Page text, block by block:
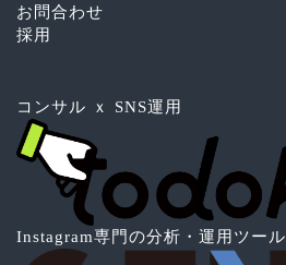
お問合わせ
採用
コンサル ｘ SNS運用
Instagram専門の分析・運用ツール